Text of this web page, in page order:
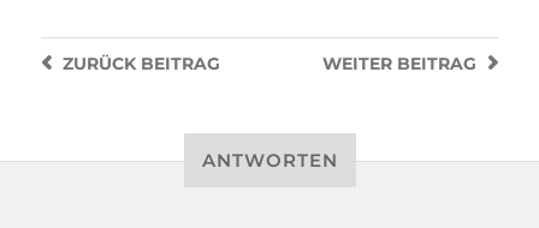
WEITER BEITRAG
ZURÜCKBEITRAG
ANTWORTEN